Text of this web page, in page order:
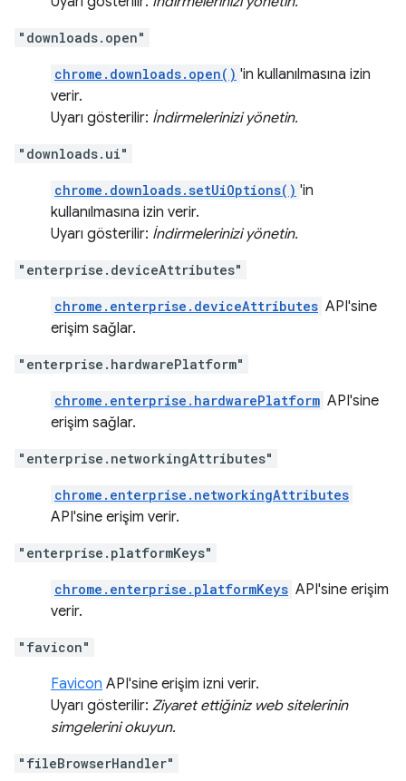
"downloads.open"
chrome.downloads.open() 'in kullanılmasına izin
verir.
Uyarı gösterilir: İndirmelerinizi yönetin.
"downloads.ui"
chrome.downloads.setUiOptions() 'in
kullanılmasına izin verir.
Uyarı gösterilir: İndirmelerinizi yönetin.
"enterprise.deviceAttributes"
chrome.enterprise.deviceAttributes API'sine
erişim sağlar.
"enterprise.hardwarePlatform"
chrome.enterprise.hardwarePlatform API'sine
erişim sağlar.
"enterprise.networkingAttributes"
chrome.enterprise.networkingAttributes
API'sine erişim verir.
"enterprise.platformKeys"
chrome.enterprise.platformKeys API'sine erişim
verir.
"favicon"
Favicon API'sine erişim izni verir.
Uyarı gösterilir: Ziyaret ettiğiniz web sitelerinin
simgelerini okuyun.
"fileBrowserHandler"